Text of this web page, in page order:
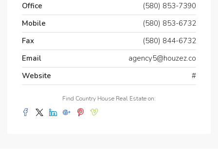
Office
(580) 853-7390
Mobile
(580) 853-6732
Fax
(580) 844-6732
Email
agency5@houzez.co
Website
#
Find Country House Real Estate on: